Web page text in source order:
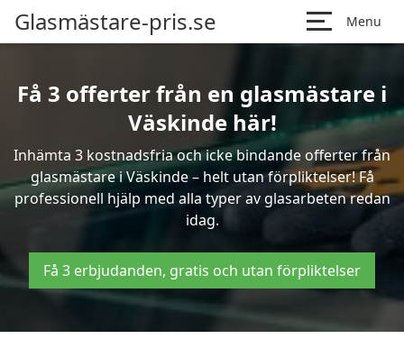
Glasmästare-pris.se Menu
Få 3 offerter från en glasmästare i
Väskinde här!
Inhämta 3 kostnadsfria och icke bindande offerter från
glasmästare i Väskinde – helt utan förpliktelser! Få
professionell hjälp med alla typer av glasarbeten redan
idag.
Få 3 erbjudanden, gratis och utan förpliktelser